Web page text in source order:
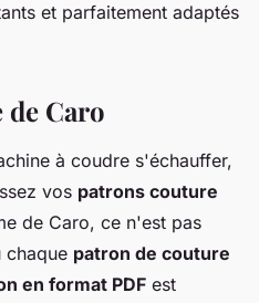
et parfaitement adaptés
de Caro
à coudre s'échauffer,
vos patrons couture
de Caro, ce n'est pas
chaque patron de couture
en format PDF est